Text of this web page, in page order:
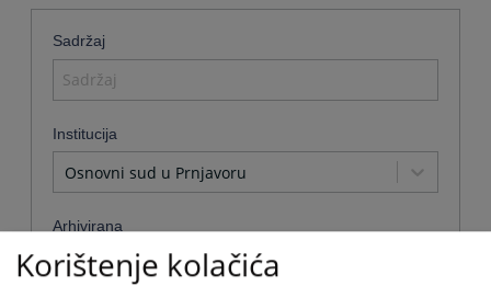
Sadržaj
Institucija
Osnovni sud u Prnjavoru
Arhivirana
Ne
Korištenje kolačića